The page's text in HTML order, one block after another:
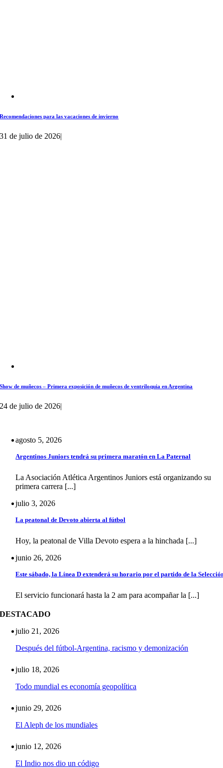
Recomendaciones para las vacaciones de invierno
31 de julio de 2026|
Show de muñecos – Primera exposición de muñecos de ventriloquia en Argentina
24 de julio de 2026|
agosto 5, 2026
Argentinos Juniors tendrá su primera maratón en La Paternal
La Asociación Atlética Argentinos Juniors está organizando su
primera carrera [...]
julio 3, 2026
La peatonal de Devoto abierta al fútbol
Hoy, la peatonal de Villa Devoto espera a la hinchada [...]
junio 26, 2026
Este sábado, la Línea D extenderá su horario por el partido de la
El servicio funcionará hasta la 2 am para acompañar la [...]
DESTACADO
julio 21, 2026
Después del fútbol-Argentina, racismo y demonización
julio 18, 2026
Todo mundial es economía geopolítica
junio 29, 2026
El Aleph de los mundiales
junio 12, 2026
El Indio nos dio un código